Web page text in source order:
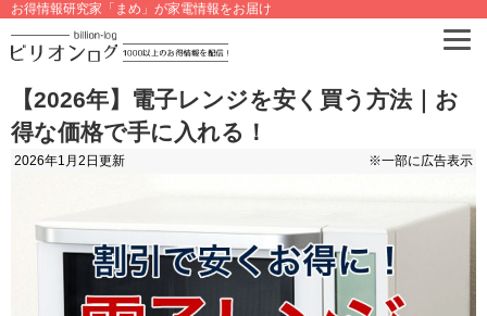
お得情報研究家「まめ」が家電情報をお届け
【2026年】電子レンジを安く買う方法｜お
得な価格で手に入れる！
2026年1月2日 更新 ※一部に広告表示